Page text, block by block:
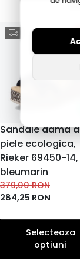
Sandale dama
piele ecologica,
Rieker 69450-14,
bleumarin
379,00RON
284,25 RON
Selecteaza
optiuni